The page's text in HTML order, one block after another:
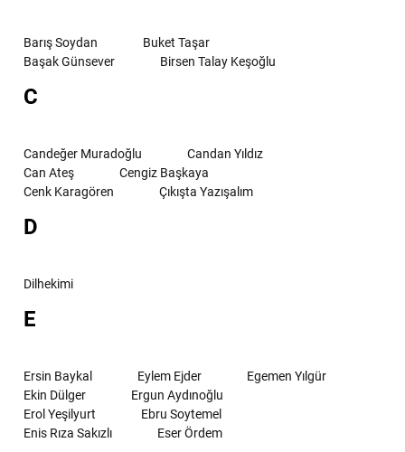
Barış Soydan
Buket Taşar
Başak Günsever
Birsen Talay Keşoğlu
C
Candeğer Muradoğlu
Candan Yıldız
Can Ateş
Cengiz Başkaya
Cenk Karagören
Çıkışta Yazışalım
D
Dilhekimi
E
Ersin Baykal Eylem Ejder
Egemen Yılgür
Ekin Dülger
Ergun Aydınoğlu
Erol Yeşilyurt
Ebru Soytemel
Enis Rıza Sakızlı
Eser Ördem